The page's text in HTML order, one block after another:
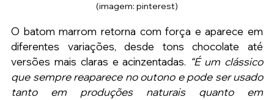
(imagem: pinterest)
O batom marrom retorna com força e aparece em
diferentes variações, desde tons chocolate até
versões mais claras e acinzentadas. “É um clássico
que sempre reaparece no outono e pode ser usado
tanto em produções naturais quanto em